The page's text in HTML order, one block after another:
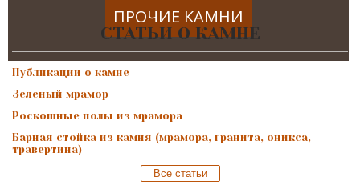
ПРОЧИЕ КАМНИ
СТАТЬИ О КАМНЕ
Публикации о камне
Зеленый мрамор
Роскошные полы из мрамора
Барная стойка из камня (мрамора, гранита, оникса,
травертина)
Все статьи